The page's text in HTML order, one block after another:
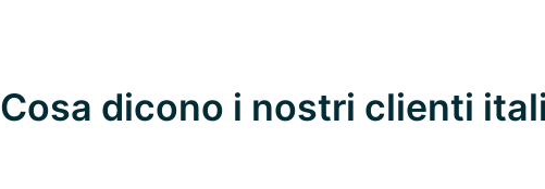
Cosa dicono i nostri clienti